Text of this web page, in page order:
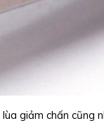
giảm chấn cũng